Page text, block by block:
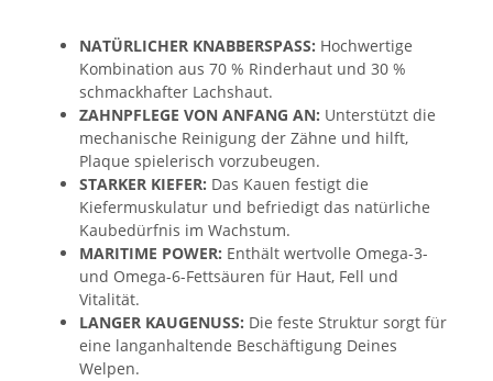
NATÜRLICHER KNABBERSPASS: Hochwertige
Kombination aus 70 % Rinderhaut und 30 %
schmackhafter Lachshaut.
ZAHNPFLEGE VON ANFANG AN: Unterstützt die
mechanische Reinigung der Zähne und hilft,
Plaque spielerisch vorzubeugen.
STARKER KIEFER: Das Kauen festigt die
Kiefermuskulatur und befriedigt das natürliche
Kaubedürfnis im Wachstum.
MARITIME POWER: Enthält wertvolle Omega-3-
und Omega-6-Fettsäuren für Haut, Fell und
Vitalität.
LANGER KAUGENUSS: Die feste Struktur sorgt für
eine langanhaltende Beschäftigung Deines
Welpen.